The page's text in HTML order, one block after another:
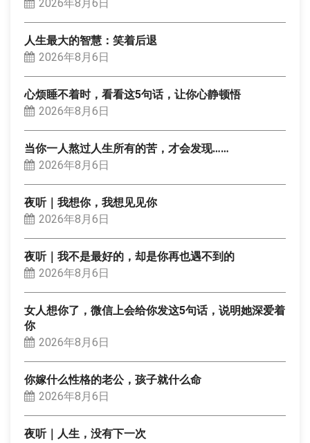
2026年8月6日
人生最大的智慧：笑着后退
2026年8月6日
心烦睡不着时，看看这5句话，让你心静顿悟
2026年8月6日
当你一人熬过人生所有的苦，才会发现……
2026年8月6日
夜听｜我想你，我想见见你
2026年8月6日
夜听｜我不是最好的，却是你再也遇不到的
2026年8月6日
女人想你了，微信上会给你发这5句话，说明她深爱着
你
2026年8月6日
你嫁什么性格的老公，孩子就什么命
2026年8月6日
夜听｜人生，没有下一次